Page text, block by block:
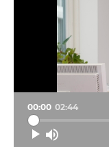
00:00 02:44
Settings
Quality
Speed